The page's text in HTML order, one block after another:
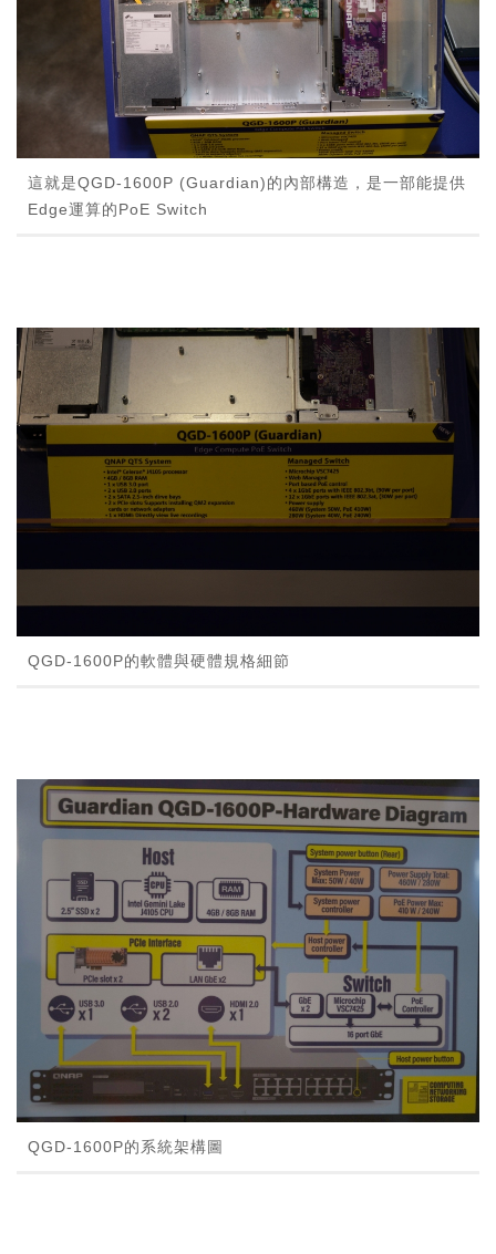
這就是QGD-1600P (Guardian)的內部構造，是一部能提供
Edge運算的PoE Switch
QGD-1600P的軟體與硬體規格細節
QGD-1600P的系統架構圖